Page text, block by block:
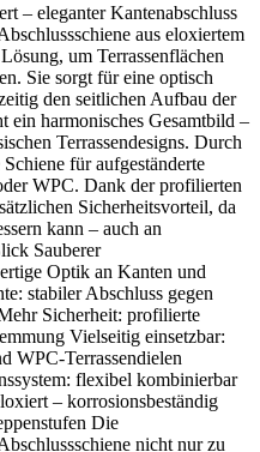
– eleganter Kantenabschluss
aus eloxiertem
um Terrassenflächen
Sie sorgt für eine optisch
den seitlichen Aufbau der
ein harmonisches Gesamtbild –
Terrassendesigns. Durch
für aufgeständerte
WPC. Dank der profilierten
Sicherheitsvorteil, da
kann – auch an
Sauberer
Optik an Kanten und
stabiler Abschluss gegen
Sicherheit: profilierte
Vielseitig einsetzbar:
WPC-Terrassendielen
flexibel kombinierbar
– korrosionsbeständig
Die
nicht nur zu